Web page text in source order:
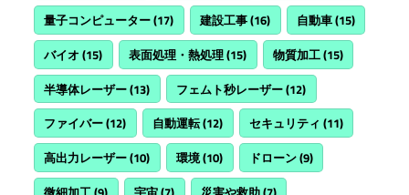
量子コンピューター(17) 建設工事(16) 自動車(15)
バイオ (15) 表面処理・熱処理(15) 物質加工(15)
半導体レーザー(13) フェムト秒レーザー(12)
ファイバー(12) 自動運転(12) セキュリティ (11)
高出力レーザー(10) 環境(10) ドローン(9)